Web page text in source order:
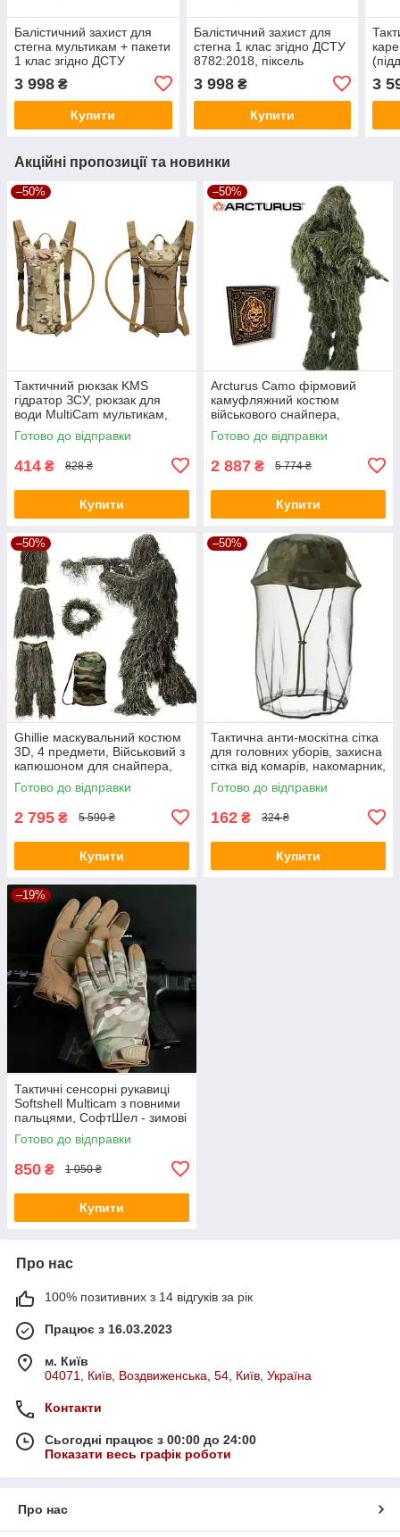
Балістичний захист для
стегна мультикам + пакети
1 клас згідно ДСТУ
3 998 ₴
Купити
Балістичний захист для
стегна 1 клас згідно ДСТУ
8782:2018, піксель
3 998₴
Купити
3
Акційні пропозиції та новинки
–50%
Тактичний рюкзак KMS
гідратор ЗСУ, рюкзак для
води MultiCam мультикам,
питна система 2.5л.
Готово до відправки
414 ₴ 828 ₴
Купити
–50%
Arcturus Camo фірмовий
камуфляжний костюм
військового снайпера,
розвідника, 4 предмети
кікімора лісовик
Готово до відправки
2 887 ₴ 5 774 ₴
Купити
–50%
Ghillie маскувальний костюм
3D, 4 предмети, Військовий з
капюшоном для снайпера,
кікімора кикимора
Готово до відправки
2 795 ₴ 5 590 ₴
Купити
–50%
Тактична анти-москітна сітка
для головних уборів, захисна
сітка від комарів, накомарник,
колір олива
Готово до відправки
162 ₴ 324 ₴
Купити
–19%
Тактичні сенсорні рукавиці
Softshell Multicam з повними
пальцями, СофтШел - зимові
бойові рукавички з Touch
Screen
Готово до відправки
850 ₴ 1 050 ₴
Купити
Про нас
100% позитивних з 14 відгуків за рік
Працює з 16.03.2023
м. Київ
04071, Київ, Воздвиженська, 54, Київ, Україна
Контакти
Сьогодні працює з 00:00 до 24:00
Показати весь графік роботи
Про нас